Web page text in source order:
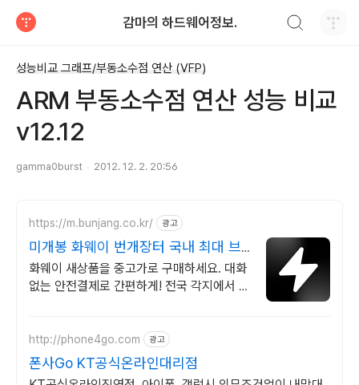
감마의 하드웨어정보.
성능비교 그래프/부동소수점 연산 (VFP)
ARM 부동소수점 연산 성능 비교
v12.12
gamma0burst 2012. 12. 2. 20:56
https://m.bunjang.co.kr/ 광고
미개봉 화웨이 번개장터 국내 최대 브
랜드 중고거래
화웨이 새상품을 중고가로 구매하세요. 대화
없는 안전결제로 간편하게! 전국 각지에서 올
http://phone4go.com 광고
폰사Go KT공식온라인대리점